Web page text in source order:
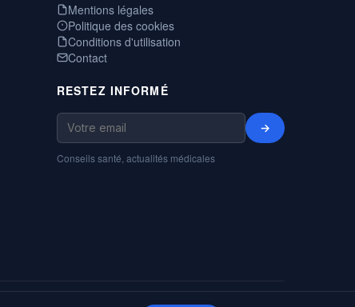
Mentions légales
Politique des cookies
Conditions d'utilisation
Contact
RESTEZ INFORMÉ
→
Conseils santé, actualités médicales